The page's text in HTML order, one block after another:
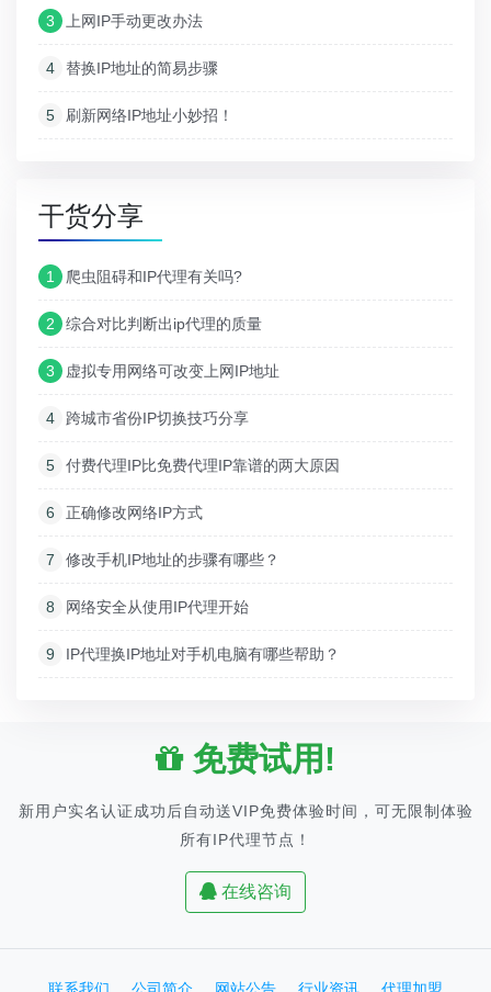
3 上网IP手动更改办法
4 替换IP地址的简易步骤
5 刷新网络IP地址小妙招！
干货分享
1 爬虫阻碍和IP代理有关吗?
2 综合对比判断出ip代理的质量
3 虚拟专用网络可改变上网IP地址
4 跨城市省份IP切换技巧分享
5 付费代理IP比免费代理IP靠谱的两大原因
6 正确修改网络IP方式
7 修改手机IP地址的步骤有哪些？
8 网络安全从使用IP代理开始
9 IP代理换IP地址对手机电脑有哪些帮助？
免费试用!
新用户实名认证成功后自动送VIP免费体验时间，可无限制体验
所有IP代理节点！
在线咨询